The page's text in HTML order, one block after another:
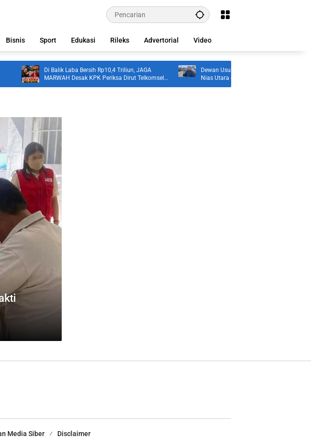
Bisnis Sport Edukasi Rileks Advertorial Video
Di Balik Laba Bersih Rp10,4 Triliun, JAGA
MARWAH Desak KPK Periksa Dirut Telkomsel
Nugroho Terkait Dugaan Kasus Notifikasi
Dewan Usul BUMD Sumut Kelola Rumput Laut
Nias Utara dari Hulu ke Hilir
Media Siber Disclaimer